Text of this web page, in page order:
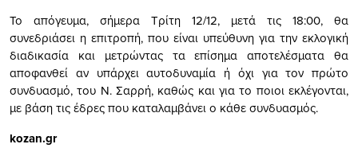
Το απόγευμα, σήμερα Τρίτη 12/12, μετά τις 18:00, θα
συνεδριάσει η επιτροπή, που είναι υπεύθυνη για την εκλογική
διαδικασία και μετρώντας τα επίσημα αποτελέσματα θα
αποφανθεί αν υπάρχει αυτοδυναμία ή όχι για τον πρώτο
συνδυασμό, του Ν. Σαρρή, καθώς και για το ποιοι εκλέγονται,
με βάση τις έδρες που καταλαμβάνει ο κάθε συνδυασμός.
kozan.gr